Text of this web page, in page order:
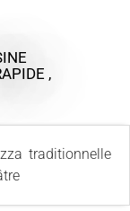
,
traditionnelle